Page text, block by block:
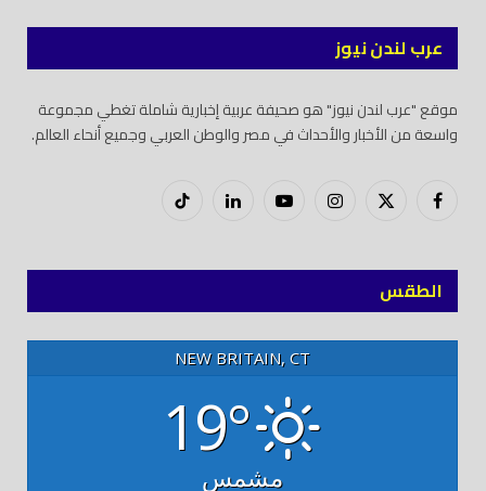
عرب لندن نيوز
موقع "عرب لندن نيوز" هو صحيفة عربية إخبارية شاملة تغطي مجموعة
واسعة من الأخبار والأحداث في مصر والوطن العربي وجميع أنحاء العالم.
فيسبوكX
إنستغراميوتيوب لينكدود
تيك
الطقس
NEW BRITAIN, CT
19°
مشمس